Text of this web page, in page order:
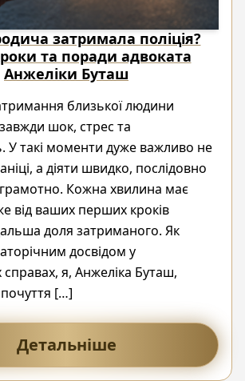
затримала поліція?
та поради адвоката
Анжеліки Буташ
близької людини
шок, стрес та
У такі моменти дуже важливо не
а діяти швидко, послідовно
Кожна хвилина має
від ваших перших кроків
доля затриманого. Як
досвідом у
я, Анжеліка Буташ,
[…]
Детальніше